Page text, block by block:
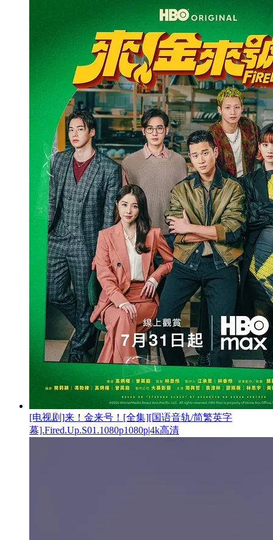
[电视剧]来！金来号！[全集][国语音轨/简繁英字
幕].Fired.Up.S01.1080p1080p|4k高清